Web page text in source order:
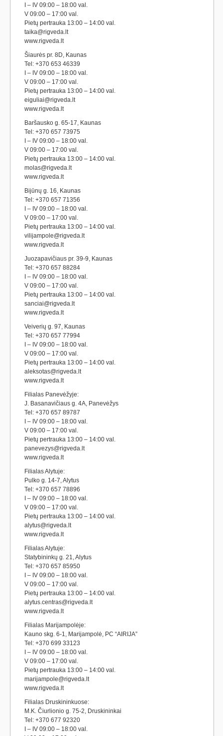
I – IV 09:00 – 18:00 val.
V 09:00 – 17:00 val.
Pietų pertrauka 13:00 – 14:00 val.
taika@rigveda.lt
www.rigveda.lt
Šiaurės pr. 8D, Kaunas
Tel: +370 653 46339
I – IV 09:00 – 18:00 val.
V 09:00 – 17:00 val.
Pietų pertrauka 13:00 – 14:00 val.
eiguliai@rigveda.lt
www.rigveda.lt
Baršausko g. 65-17, Kaunas
Tel: +370 657 73975
I – IV 09:00 – 18:00 val.
V 09:00 – 17:00 val.
Pietų pertrauka 13:00 – 14:00 val.
molas@rigveda.lt
www.rigveda.lt
Bijūnų g. 16, Kaunas
Tel: +370 657 71356
I – IV 09:00 – 18:00 val.
V 09:00 – 17:00 val.
Pietų pertrauka 13:00 – 14:00 val.
vilijampole@rigveda.lt
www.rigveda.lt
Juozapavičiaus pr. 39-9, Kaunas
Tel: +370 657 88284
I – IV 09:00 – 18:00 val.
V 09:00 – 17:00 val.
Pietų pertrauka 13:00 – 14:00 val.
sanciai@rigveda.lt
www.rigveda.lt
Veiverių g. 97, Kaunas
Tel: +370 657 77994
I – IV 09:00 – 18:00 val.
V 09:00 – 17:00 val.
Pietų pertrauka 13:00 – 14:00 val.
aleksotas@rigveda.lt
www.rigveda.lt
Filialas Panevėžyje:
J. Basanavičiaus g. 4A, Panevėžys
Tel: +370 657 89787
I – IV 09:00 – 18:00 val.
V 09:00 – 17:00 val.
Pietų pertrauka 13:00 – 14:00 val.
panevezys@rigveda.lt
www.rigveda.lt
Filialas Alytuje:
Pulko g. 14-7, Alytus
Tel: +370 657 78896
I – IV 09:00 – 18:00 val.
V 09:00 – 17:00 val.
Pietų pertrauka 13:00 – 14:00 val.
alytus@rigveda.lt
www.rigveda.lt
Filialas Alytuje:
Statybininkų g. 21, Alytus
Tel: +370 657 85950
I – IV 09:00 – 18:00 val.
V 09:00 – 17:00 val.
Pietų pertrauka 13:00 – 14:00 val.
alytus.centras@rigveda.lt
www.rigveda.lt
Filialas Marijampolėje:
Kauno skg. 6-1, Marijampolė, PC “AIRIJA”
Tel: +370 699 33123
I – IV 09:00 – 18:00 val.
V 09:00 – 17:00 val.
Pietų pertrauka 13:00 – 14:00 val.
marijampole@rigveda.lt
www.rigveda.lt
Filialas Druskininkuose:
M.K. Čiurlionio g. 75-2, Druskininkai
Tel: +370 677 92320
I – IV 09:00 – 18:00 val.